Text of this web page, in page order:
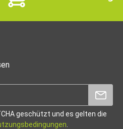
geschützt und es gelten die